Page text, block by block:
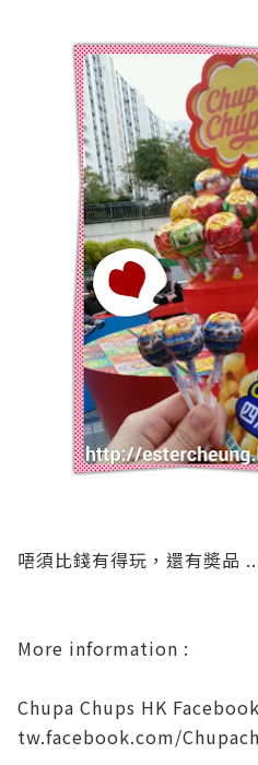
唔須比錢有得玩，還有奬品
More information :
Chupa Chups HK
tw.facebook.com/